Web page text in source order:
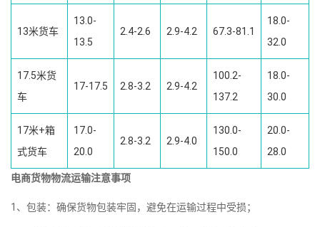
13米货车
13.0-
13.5
2.4-2.6 2.9-4.2 67.3-81.1
18.0-
32.0
17.5米货
车
17-17.5 2.8-3.2 2.9-4.2
100.2-
137.2
18.0-
30.0
17米+箱
式货车
17.0-
20.0
2.8-3.2 2.9-4.0
130.0-
150.0
20.0-
28.0
电商货物物流运输注意事项
1、包装：确保货物包装牢固，避免在运输过程中受损；